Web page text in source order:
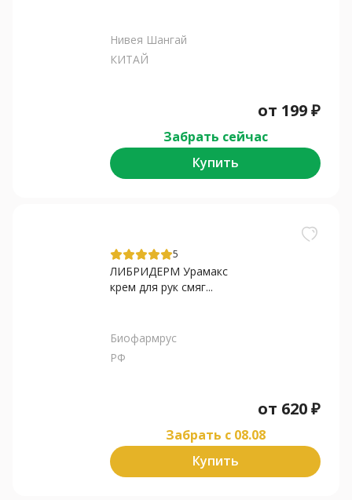
Нивея Шангай
КИТАЙ
от 199₽
Забрать сейчас
Купить
5
ЛИБРИДЕРМ Урамакс
крем для рук смяг...
Биофармрус
РФ
от 620₽
Забрать c 08.08
Купить